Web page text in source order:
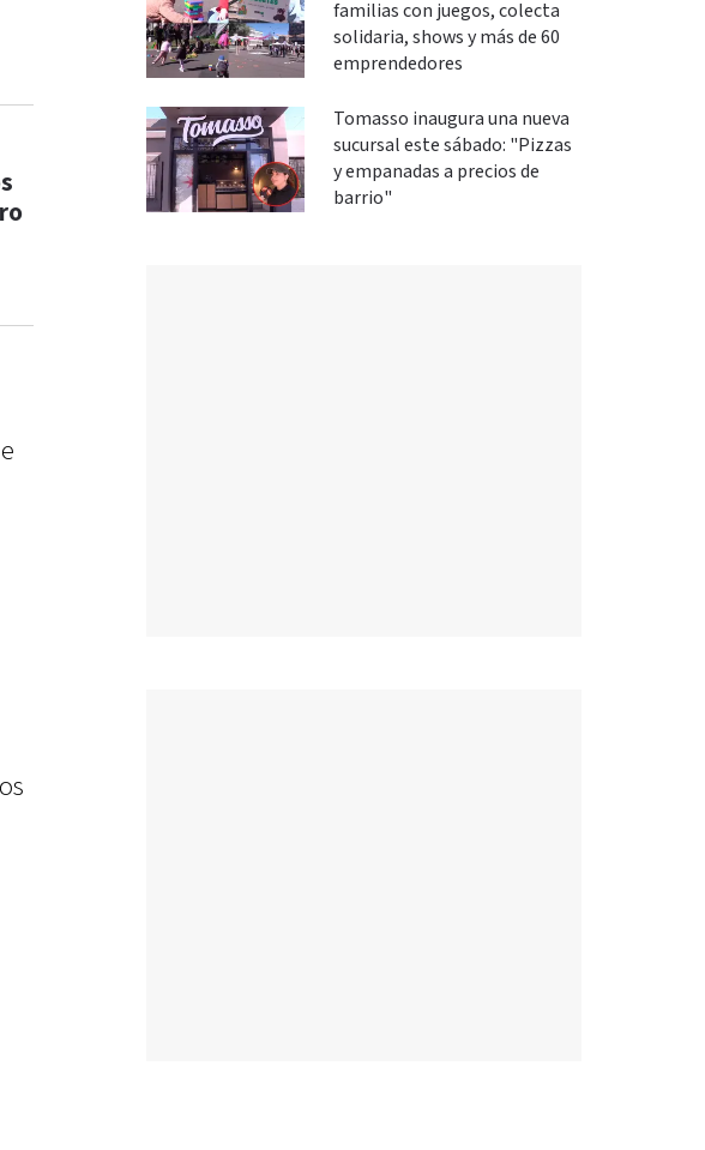
familias con juegos, colecta
solidaria, shows y más de 60
emprendedores
Tomasso inaugura una nueva
sucursal este sábado: "Pizzas
y empanadas a precios de
barrio"